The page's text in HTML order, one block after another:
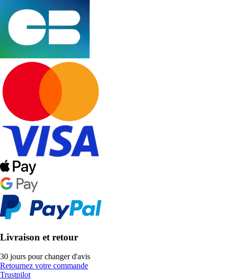
Livraison et retour
30 jours pour changer d'avis
Retournez votre commande
Trustpilot